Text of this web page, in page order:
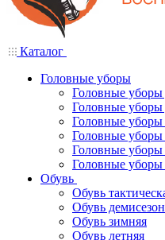
Каталог
Головные уборы
Головные
Головные
Головные
Головные
Головные уборы
Головные
Обувь
Обувь
Обувь
Обувь зимняя
Обувь летняя